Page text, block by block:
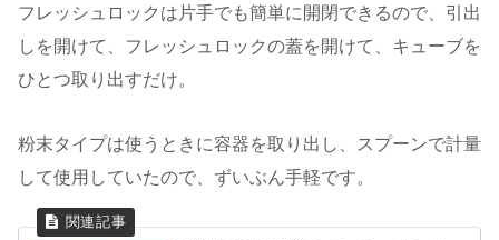
フレッシュロックは片手でも簡単に開閉できるので、引出
しを開けて、フレッシュロックの蓋を開けて、キューブを
ひとつ取り出すだけ。
粉末タイプは使うときに容器を取り出し、スプーンで計量
して使用していたので、ずいぶん手軽です。